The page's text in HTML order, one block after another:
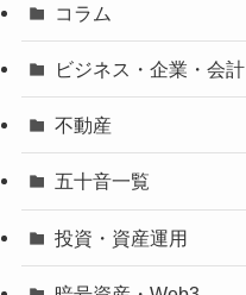
コラム
ビジネス・企業・会計
不動産
五十音一覧
投資・資産運用